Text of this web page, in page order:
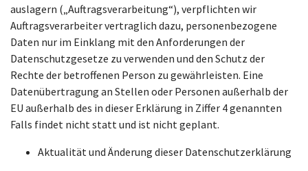
auslagern („Auftragsverarbeitung“), verpflichten wir
Auftragsverarbeiter vertraglich dazu, personenbezogene
Daten nur im Einklang mit den Anforderungen der
Datenschutzgesetze zu verwenden und den Schutz der
Rechte der betroffenen Person zu gewährleisten. Eine
Datenübertragung an Stellen oder Personen außerhalb der
EU außerhalb des in dieser Erklärung in Ziffer 4 genannten
Falls findet nicht statt und ist nicht geplant.
Aktualität und Änderung dieser Datenschutzerklärung